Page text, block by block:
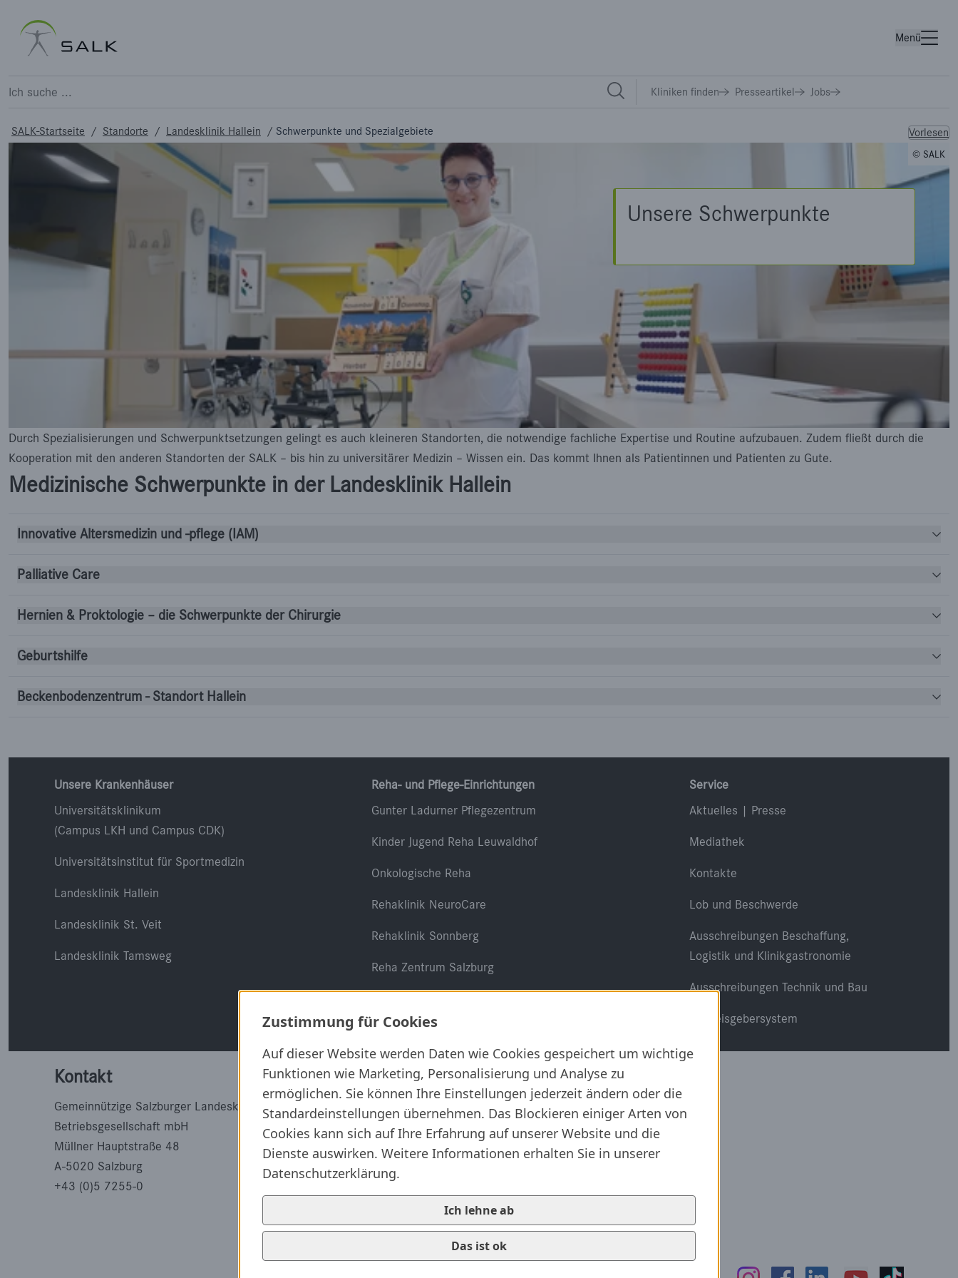
Zustimmung für Cookies
Auf dieser Website werden Daten wie Cookies gespeichert um wichtige
Funktionen wie Marketing, Personalisierung und Analyse zu
ermöglichen. Sie können Ihre Einstellungen jederzeit ändern oder die
Standardeinstellungen übernehmen. Das Blockieren einiger Arten von
Cookies kann sich auf Ihre Erfahrung auf unserer Website und die
Dienste auswirken. Weitere Informationen erhalten Sie in unserer
Datenschutzerklärung.
Ich lehne ab
Das ist ok
Schwerpunkte und Spezialgebiete
Menü
Ich suche ... Wichtige Links
Kliniken finden Presseartikel Jobs
SALK-Startseite / Standorte / Landesklinik Hallein / Schwerpunkte und Spezialgebiete Vorlesen
Unsere Schwerpunkte
© SALK
Durch Spezialisierungen und Schwerpunktsetzungen gelingt es auch kleineren Standorten, die notwendige fachliche Expertise und Routine aufzubauen. Zudem fließt durch die
Kooperation mit den anderen Standorten der SALK – bis hin zu universitärer Medizin – Wissen ein. Das kommt Ihnen als Patientinnen und Patienten zu Gute.
Medizinische Schwerpunkte in der Landesklinik Hallein
Innovative Altersmedizin und -pflege (IAM)
Palliative Care
Hernien & Proktologie – die Schwerpunkte der Chirurgie
Geburtshilfe
Beckenbodenzentrum - Standort Hallein
Unsere Krankenhäuser
Universitätsklinikum
(Campus LKH und Campus CDK)
Universitätsinstitut für Sportmedizin
Landesklinik Hallein
Landesklinik St. Veit
Landesklinik Tamsweg
Reha- und Pflege-Einrichtungen
Gunter Ladurner Pflegezentrum
Kinder Jugend Reha Leuwaldhof
Onkologische Reha
Rehaklinik NeuroCare
Rehaklinik Sonnberg
Reha Zentrum Salzburg
Service
Aktuelles | Presse
Mediathek
Kontakte
Lob und Beschwerde
Ausschreibungen Beschaffung,
Logistik und Klinikgastronomie
Ausschreibungen Technik und Bau
Hinweisgebersystem
Kontakt
Gemeinnützige Salzburger Landeskliniken
Betriebsgesellschaft mbH
Müllner Hauptstraße 48
A-5020 Salzburg
+43 (0)5 7255-0
Rechtliches
Datenschutz
Impressum
Rechtliche Grundlagen